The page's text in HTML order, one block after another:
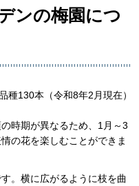
ンの梅園につ
種130本（令和8年2月現在）
時期が異なるため、1月～3
の花を楽しむことができま
。横に広がるように枝を曲